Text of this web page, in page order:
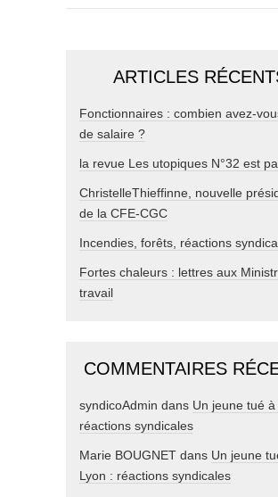
ARTICLES
Fonctionnaires : combien avez-
de salaire ?
la revue Les utopiques N°32 est
ChristelleThieffinne, nouvelle
de la CFE-CGC
Incendies, forêts, réactions
Fortes chaleurs : lettres aux
travail
COMMENTAIRES
syndicoAdmin dans Un jeune tué à
réactions syndicales
Marie BOUGNET dans Un jeune
Lyon : réactions syndicales